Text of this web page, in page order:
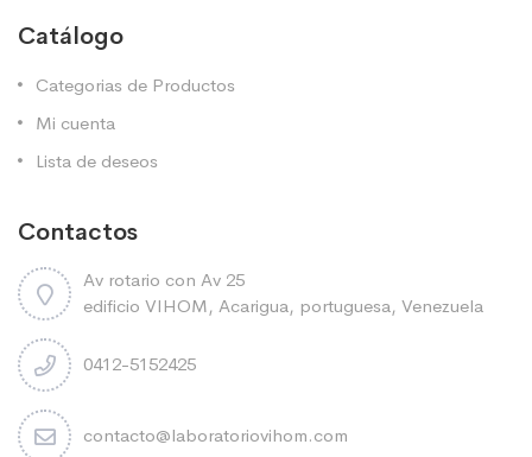
Catálogo
Categorias de Productos
Mi cuenta
Lista de deseos
Contactos
Av rotario con Av 25
edificio VIHOM, Acarigua, portuguesa, Venezuela
0412-5152425
contacto@laboratoriovihom.com